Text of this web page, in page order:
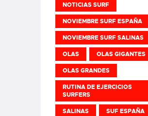
NOTICIAS SURF
NOVIEMBRE SURF ESPAÑA
NOVIEMBRE SURF SALINAS
OLAS OLAS GIGANTES
OLAS GRANDES
RUTINA DE EJERCICIOS
SURFERS
SALINAS SUF ESPAÑA